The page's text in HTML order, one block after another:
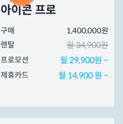
아이콘 프로
구매
1,400,000원
렌탈
월 34,900원
프로모션 월 29,900원 ~
제휴카드 월 14,900 원 ~